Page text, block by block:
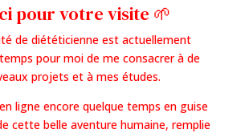
pour votre visite 🌱
de diététicienne est actuellement
pour moi de me consacrer à de
projets et à mes études.
ligne encore quelque temps en guise
cette belle aventure humaine, remplie